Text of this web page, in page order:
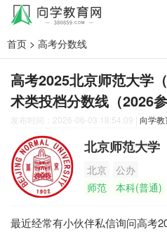
首页 > 高考分数线
高考2025北京师范大学
术类投档分数线（2026参
发布时间：2026-06-03 18:54:09 | 向学教
北京师范大学
北京
公办
师范
本科(普通)
最近经常有小伙伴私信询问高考